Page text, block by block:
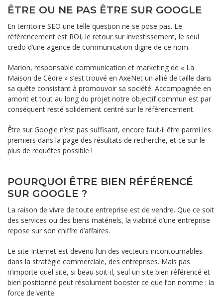
ÊTRE OU NE PAS ÊTRE SUR GOOGLE
En territoire SEO une telle question ne se pose pas. Le
référencement est ROI, le retour sur investissement, le seul
credo d’une agence de communication digne de ce nom.
Marion, responsable communication et marketing de « La
Maison de Cèdre » s’est trouvé en AxeNet un allié de taille dans
sa quête consistant à promouvoir sa société. Accompagnée en
amont et tout au long du projet notre objectif commun est par
conséquent resté solidement centré sur le référencement.
Être sur Google n’est pas suffisant, encore faut-il être parmi les
premiers dans la page des résultats de recherche, et ce sur le
plus de requêtes possible !
POURQUOI ÊTRE BIEN RÉFÉRENCÉ
SUR GOOGLE ?
La raison de vivre de toute entreprise est de vendre. Que ce soit
des services ou des biens matériels, la viabilité d’une entreprise
repose sur son chiffre d’affaires.
Le site Internet est devenu l’un des vecteurs incontournables
dans la stratégie commerciale, des entreprises. Mais pas
n’importe quel site, si beau soit-il, seul un site bien référencé et
bien positionné peut résolument booster ce que l’on nomme : la
force de vente.